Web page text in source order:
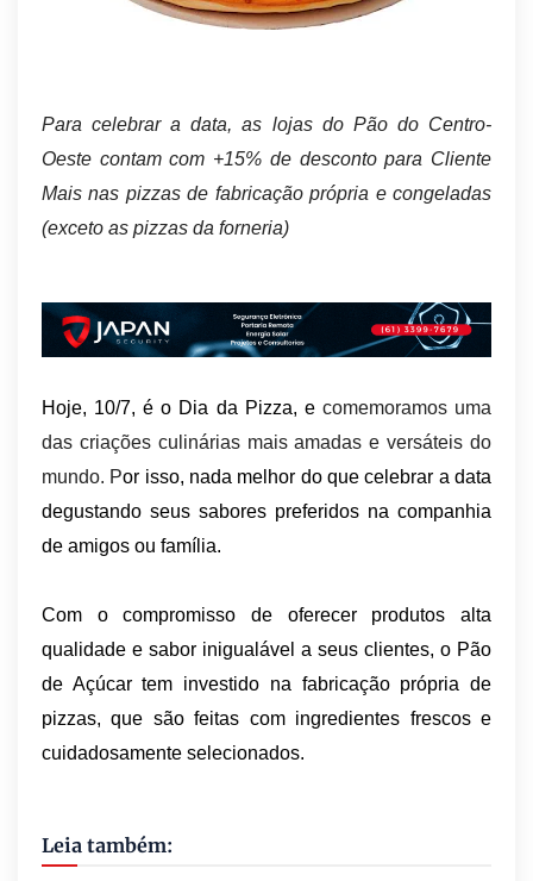
Para celebrar a data, as lojas do Pão do Centro-
Oeste contam com +15% de desconto para Cliente
Mais nas pizzas de fabricação própria e congeladas
(exceto as pizzas da forneria)
Hoje, 10/7, é o Dia da Pizza, e comemoramos uma
das criações culinárias mais amadas e versáteis do
mundo. Por isso, nada melhor do que celebrar a data
degustando seus sabores preferidos na companhia
de amigos ou família.
Com o compromisso de oferecer produtos alta
qualidade e sabor inigualável a seus clientes, o Pão
de Açúcar tem investido na fabricação própria de
pizzas, que são feitas com ingredientes frescos e
cuidadosamente selecionados.
Leia também: